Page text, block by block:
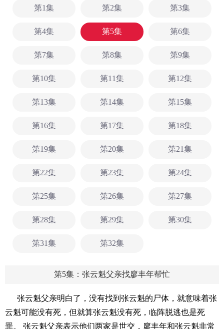
第1集 第2集 第3集
第4集 第5集 第6集
第7集 第8集 第9集
第10集 第11集 第12集
第13集 第14集 第15集
第16集 第17集 第18集
第19集 第20集 第21集
第22集 第23集 第24集
第25集 第26集 第27集
第28集 第29集 第30集
第31集 第32集
第5集：张云魁父亲找廖丰年帮忙
张云魁父亲明白了，没有找到张云魁的尸体，就意味着张
云魁可能没有死，但就算张云魁没有死，临阵脱逃也是死
罪。 张云魁父亲表示他们两家是世交，廖丰年和张云魁非常